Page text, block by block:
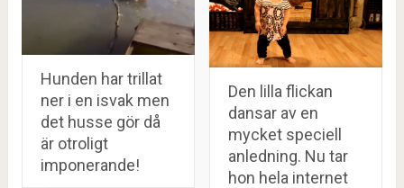
Hunden har trillat
ner i en isvak men
det husse gör då
är otroligt
imponerande!
Den lilla flickan
dansar av en
mycket speciell
anledning. Nu tar
hon hela internet